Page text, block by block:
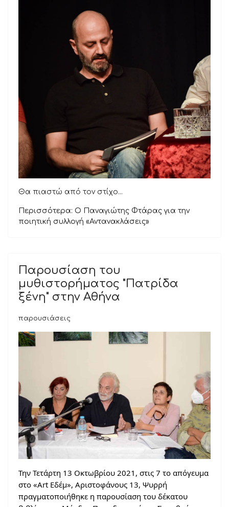
Θα πιαστώ από τον στίχο...
Περισσότερα: Ο Παναγιώτης Φτάρας για την
ποιητική συλλογή «Αντανακλάσεις»
Παρουσίαση του
μυθιστορήματος "Πατρίδα
ξένη" στην Αθήνα
παρουσιάσεις
Την Τετάρτη 13 Οκτωβρίου 2021, στις 7 το απόγευμα
στο «Art Εδέμ», Αριστοφάνους 13, Ψυρρή
πραγματοποιήθηκε η παρουσίαση του δέκατου